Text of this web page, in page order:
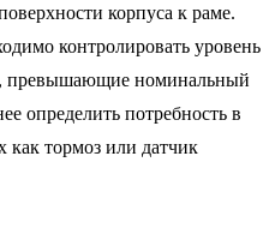
корпуса к раме.
контролировать уровень
превышающие номинальный
определить потребность в
как тормоз или датчик